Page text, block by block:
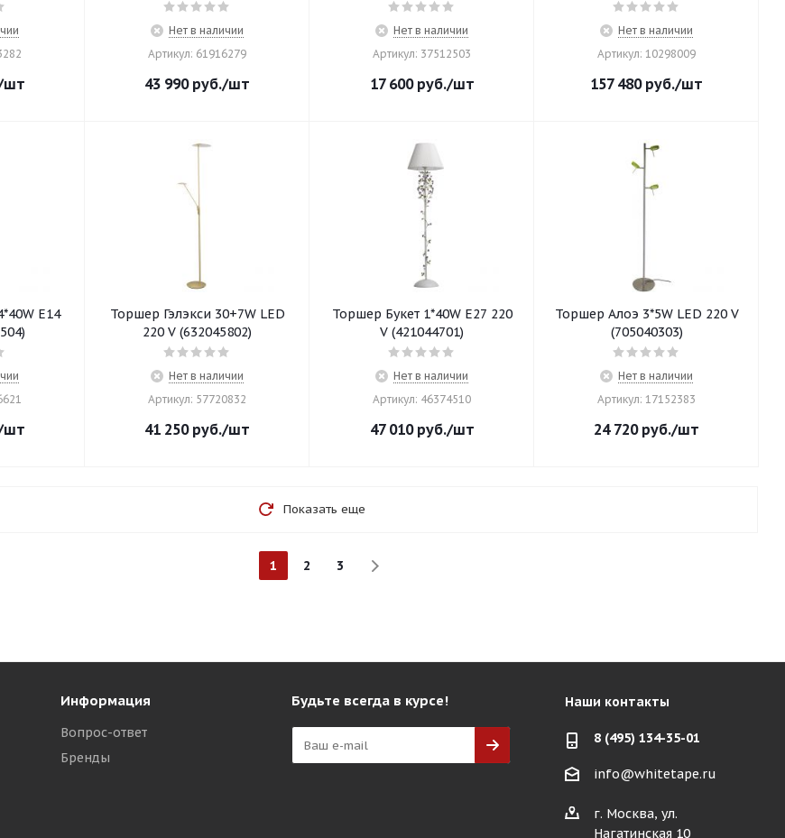
Нет в наличии
Артикул: 61916279
43 990руб./шт
Нет в наличии
Артикул: 37512503
17 600руб./шт
Нет в наличии
Артикул: 10298009
157 480руб./шт
E14
Торшер Гэлэкси 30+7W LED
220 V (632045802)
Нет в наличии
Артикул: 57720832
41 250руб./шт
Торшер Букет 1*40W E27 220
V (421044701)
Нет в наличии
Артикул: 46374510
47 010руб./шт
Торшер Алоэ 3*5W LED 220 V
(705040303)
Нет в наличии
Артикул: 17152383
24 720руб./шт
Показать еще
1 2 3
Информация
Вопрос-ответ
Бренды
Будьте всегда в курсе! Наши контакты
8 (495) 134-35-01
info@whitetape.ru
г. Москва, ул.
Нагатинская 10